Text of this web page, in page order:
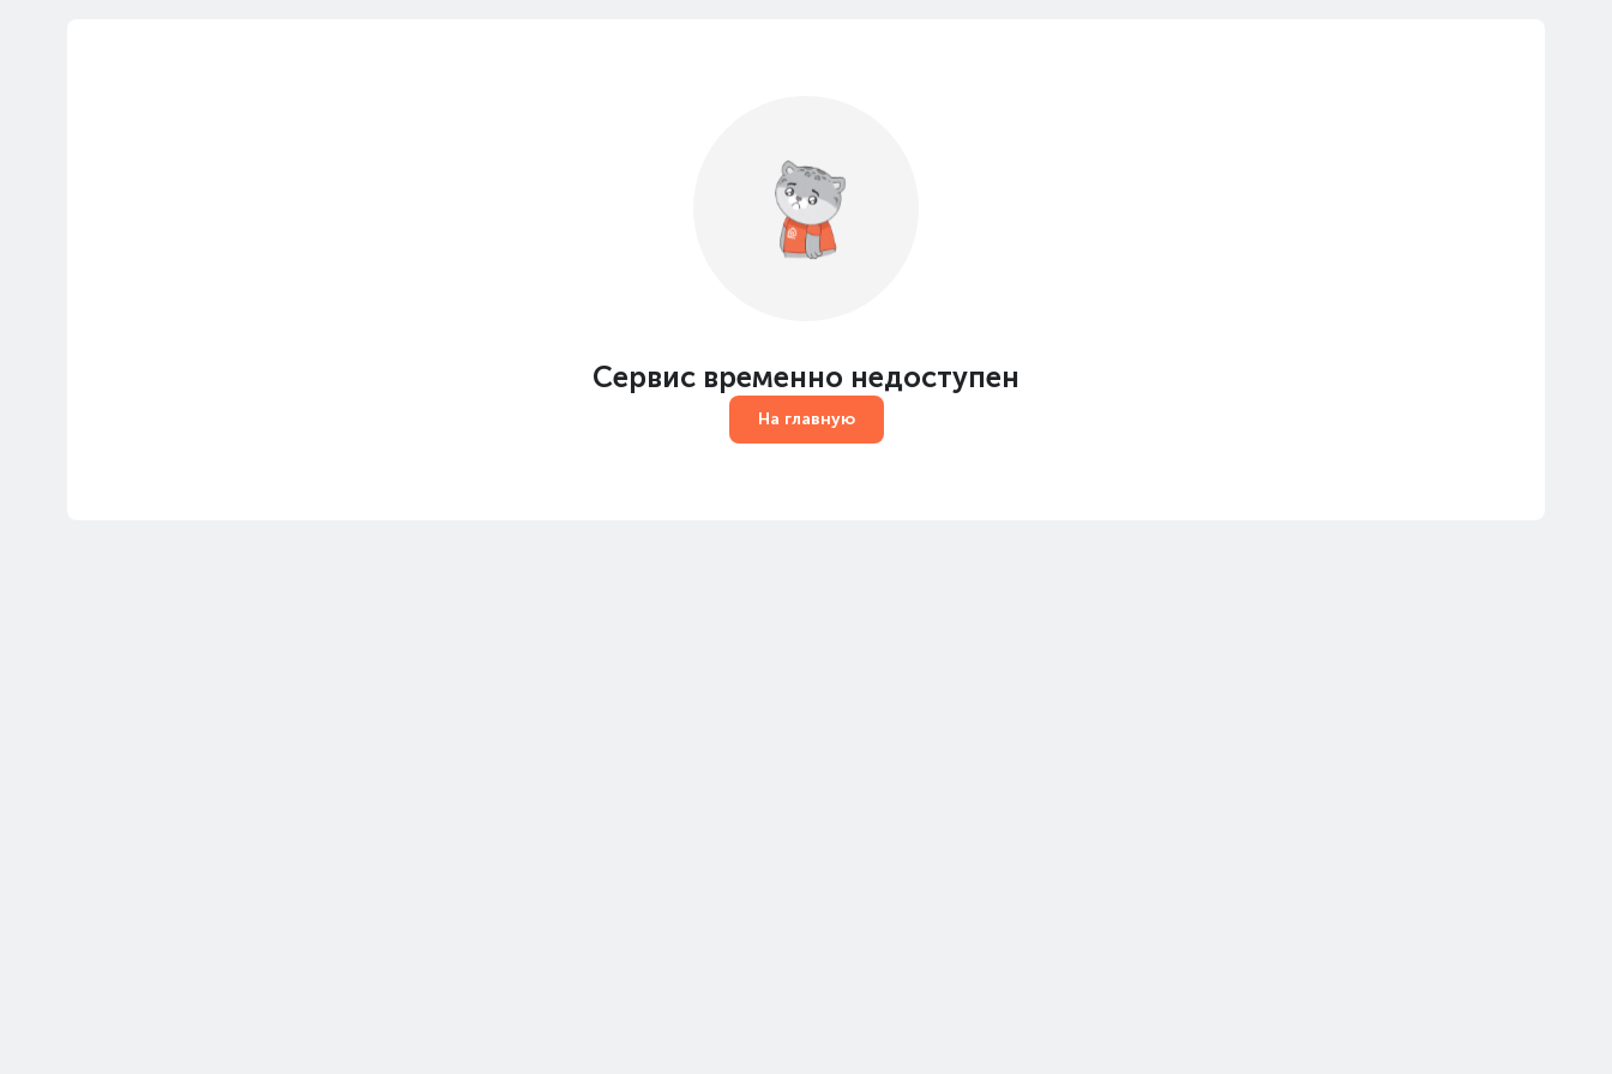
Сервис временно недоступен
На главную